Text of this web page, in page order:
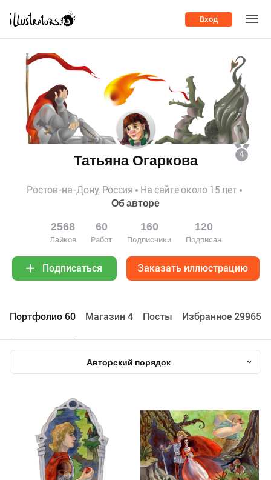
Вход
4
Татьяна Огаркова
Ростов-на-Дону, Россия
На сайте около 15 лет
Об авторе
2568
Лайков
60
Работ
160
Подписчики
120
Подписан
Подписаться Заказать иллюстрацию
Портфолио 60 Maгазин 4 Посты Избранное 29965
Авторский порядок